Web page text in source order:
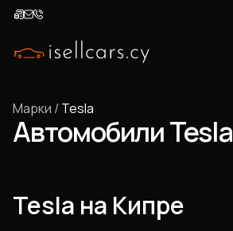
Марки / Tesla
Автомобили Tesla
Tesla на Кипре